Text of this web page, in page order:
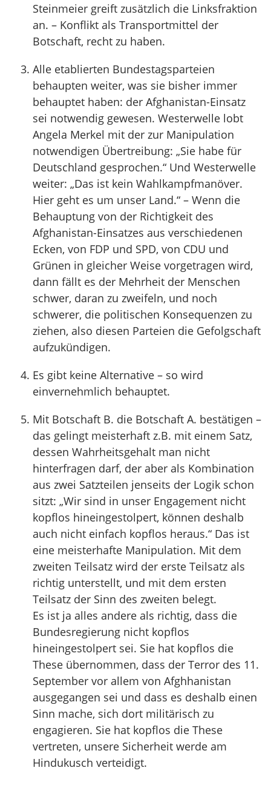
Steinmeier greift zusätzlich die Linksfraktion
an. – Konflikt als Transportmittel der
Botschaft, recht zu haben.
Alle etablierten Bundestagsparteien
behaupten weiter, was sie bisher immer
behauptet haben: der Afghanistan-Einsatz
sei notwendig gewesen. Westerwelle lobt
Angela Merkel mit der zur Manipulation
notwendigen Übertreibung: „Sie habe für
Deutschland gesprochen.“ Und Westerwelle
weiter: „Das ist kein Wahlkampfmanöver.
Hier geht es um unser Land.“ – Wenn die
Behauptung von der Richtigkeit des
Afghanistan-Einsatzes aus verschiedenen
Ecken, von FDP und SPD, von CDU und
Grünen in gleicher Weise vorgetragen wird,
dann fällt es der Mehrheit der Menschen
schwer, daran zu zweifeln, und noch
schwerer, die politischen Konsequenzen zu
ziehen, also diesen Parteien die Gefolgschaft
aufzukündigen.
Es gibt keine Alternative – so wird
einvernehmlich behauptet.
Mit Botschaft B. die Botschaft A. bestätigen –
das gelingt meisterhaft z.B. mit einem Satz,
dessen Wahrheitsgehalt man nicht
hinterfragen darf, der aber als Kombination
aus zwei Satzteilen jenseits der Logik schon
sitzt: „Wir sind in unser Engagement nicht
kopflos hineingestolpert, können deshalb
auch nicht einfach kopflos heraus.“ Das ist
eine meisterhafte Manipulation. Mit dem
zweiten Teilsatz wird der erste Teilsatz als
richtig unterstellt, und mit dem ersten
Teilsatz der Sinn des zweiten belegt.
Es ist ja alles andere als richtig, dass die
Bundesregierung nicht kopflos
hineingestolpert sei. Sie hat kopflos die
These übernommen, dass der Terror des 11.
September vor allem von Afghhanistan
ausgegangen sei und dass es deshalb einen
Sinn mache, sich dort militärisch zu
engagieren. Sie hat kopflos die These
vertreten, unsere Sicherheit werde am
Hindukusch verteidigt.